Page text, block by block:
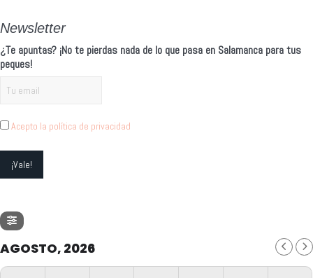
Newsletter
¿Te apuntas? ¡No te pierdas nada de lo que pasa en Salamanca para tus
peques!
Acepto la política de privacidad
AGOSTO, 2026